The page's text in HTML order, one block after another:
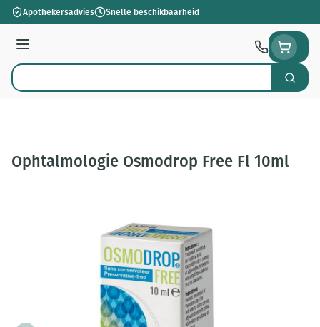
Ga naar de inhoud
Apothekersadvies Snelle beschikbaarheid
Menu
Product, merk, categorie... Zoek
Ophtalmologie Osmodrop Free Fl 10ml